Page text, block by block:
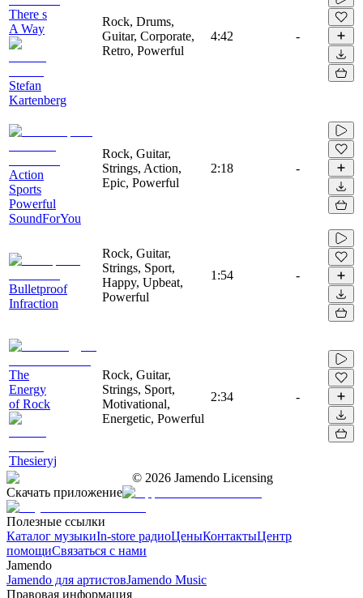
There s
A Way
Stefan
Kartenberg
Rock, Drums,
Guitar, Corporate,
Retro, Powerful
4:42 -
Action
Sports
Powerful
SoundForYou
Rock, Guitar,
Strings, Action,
Epic, Powerful
2:18 -
Bulletproof
Infraction
Rock, Guitar,
Strings, Sport,
Happy, Upbeat,
Powerful
1:54 -
The
Energy
of Rock
Thesieryj
Rock, Guitar,
Strings, Sport,
Motivational,
Energetic, Powerful
2:34 -
© 2026 Jamendo Licensing
Скачать приложение
Полезные ссылки
Каталог музыкиIn-store радиоЦеныКонтактыЦентр
помощиСвязаться с нами
Jamendo
Jamendo для артистовJamendo Music
Правовая информация